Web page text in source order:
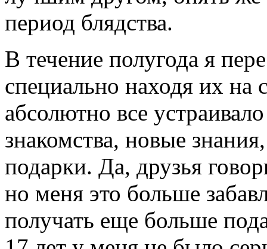
период блядства.
В течение полугода я
специально находя их на
абсолютно все
знакомства, новые
подарки. Да, друзья
но меня это больше
получать еще больше